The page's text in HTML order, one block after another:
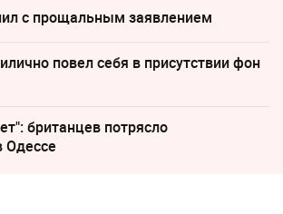
с прощальным заявлением
повел cебя в присутствии фон
британцев потрясло
Одессе